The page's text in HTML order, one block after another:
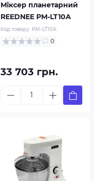
Міксер планетарний
REEDNEE PM-LT10A
Код товару: PM-LT10A
0
33 703 грн.